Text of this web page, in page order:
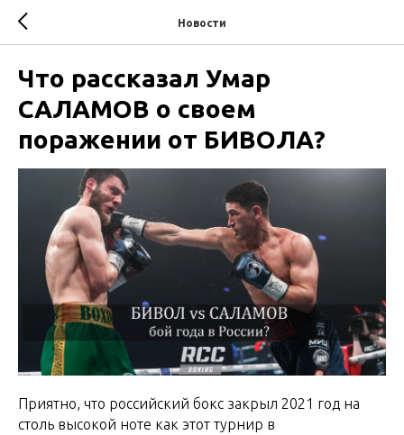
Новости
Что рассказал Умар
САЛАМОВ о своем
поражении от БИВОЛА?
Приятно, что российский бокс закрыл 2021 год на
столь высокой ноте как этот турнир в